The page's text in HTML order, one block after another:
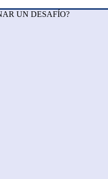
UN DESAFÍO?